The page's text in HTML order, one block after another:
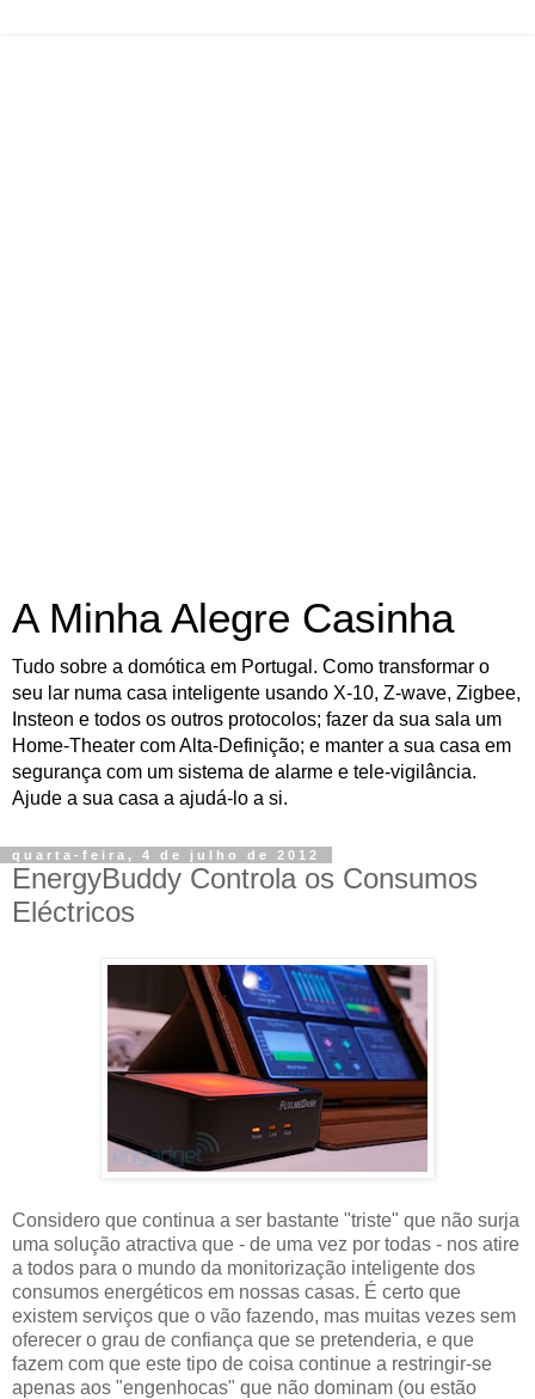
A Minha Alegre Casinha
Tudo sobre a domótica em Portugal. Como transformar o
seu lar numa casa inteligente usando X-10, Z-wave, Zigbee,
Insteon e todos os outros protocolos; fazer da sua sala um
Home-Theater com Alta-Definição; e manter a sua casa em
segurança com um sistema de alarme e tele-vigilância.
Ajude a sua casa a ajudá-lo a si.
quarta-feira, 4 de julho de 2012
EnergyBuddy Controla os Consumos
Eléctricos
Considero que continua a ser bastante "triste" que não surja
uma solução atractiva que - de uma vez por todas - nos atire
a todos para o mundo da monitorização inteligente dos
consumos energéticos em nossas casas. É certo que
existem serviços que o vão fazendo, mas muitas vezes sem
oferecer o grau de confiança que se pretenderia, e que
fazem com que este tipo de coisa continue a restringir-se
apenas aos "engenhocas" que não dominam (ou estão